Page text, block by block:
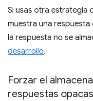
Si usas otra estrategia
muestra una
la respuesta no se
desarrollo.
Forzar el
respuestas opacas